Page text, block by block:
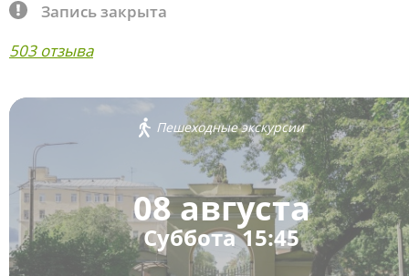
Запись закрыта
503 отзыва
Пешеходные экскурсии
08 августа
Суббота 15:45